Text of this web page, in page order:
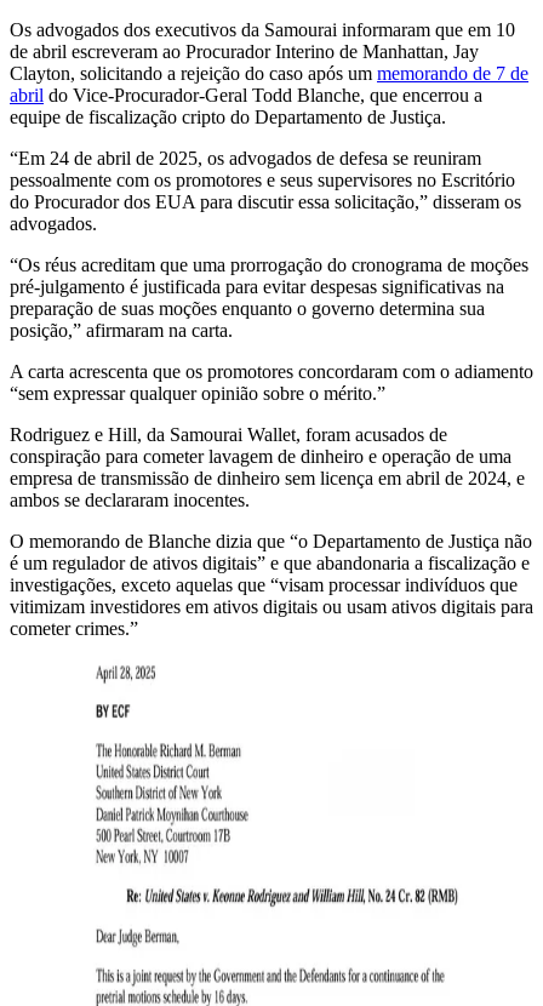
Os advogados dos executivos da Samourai informaram que em 10
de abril escreveram ao Procurador Interino de Manhattan, Jay
Clayton, solicitando a rejeição do caso após um memorando de 7 de
abril do Vice-Procurador-Geral Todd Blanche, que encerrou a
equipe de fiscalização cripto do Departamento de Justiça.
“Em 24 de abril de 2025, os advogados de defesa se reuniram
pessoalmente com os promotores e seus supervisores no Escritório
do Procurador dos EUA para discutir essa solicitação,” disseram os
advogados.
“Os réus acreditam que uma prorrogação do cronograma de moções
pré-julgamento é justificada para evitar despesas significativas na
preparação de suas moções enquanto o governo determina sua
posição,” afirmaram na carta.
A carta acrescenta que os promotores concordaram com o adiamento
“sem expressar qualquer opinião sobre o mérito.”
Rodriguez e Hill, da Samourai Wallet, foram acusados de
conspiração para cometer lavagem de dinheiro e operação de uma
empresa de transmissão de dinheiro sem licença em abril de 2024, e
ambos se declararam inocentes.
O memorando de Blanche dizia que “o Departamento de Justiça não
é um regulador de ativos digitais” e que abandonaria a fiscalização e
investigações, exceto aquelas que “visam processar indivíduos que
vitimizam investidores em ativos digitais ou usam ativos digitais para
cometer crimes.”